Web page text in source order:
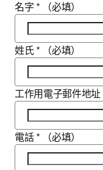
名字 * （必填）
姓氏 * （必填）
工作用電子郵件地址
電話 * （必填）